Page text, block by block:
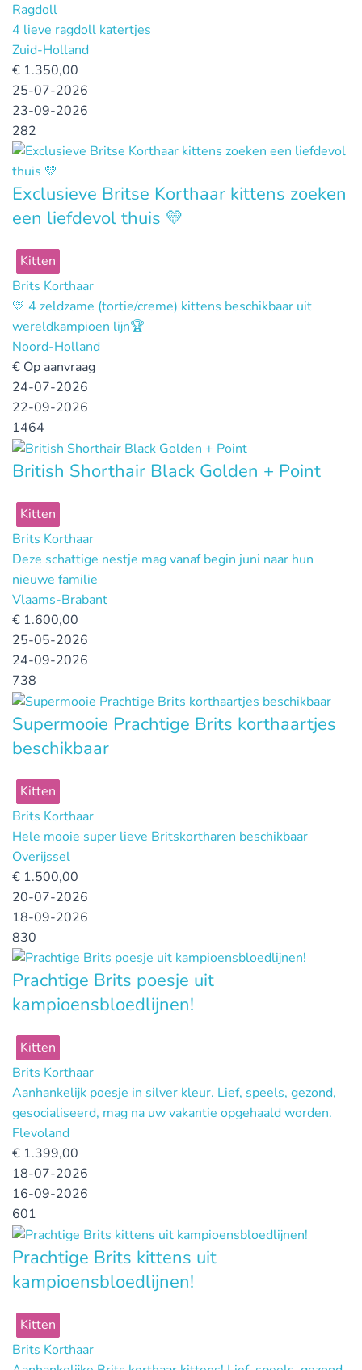
Ragdoll
4 lieve ragdoll katertjes
Zuid-Holland
€ 1.350,00
25-07-2026
23-09-2026
282
Exclusieve Britse Korthaar kittens zoeken
een liefdevol thuis 💛
Kitten
Brits Korthaar
💛 4 zeldzame (tortie/creme) kittens beschikbaar uit
wereldkampioen lijn🏆
Noord-Holland
€ Op aanvraag
24-07-2026
22-09-2026
1464
British Shorthair Black Golden + Point
Kitten
Brits Korthaar
Deze schattige nestje mag vanaf begin juni naar hun
nieuwe familie
Vlaams-Brabant
€ 1.600,00
25-05-2026
24-09-2026
738
Supermooie Prachtige Brits korthaartjes
beschikbaar
Kitten
Brits Korthaar
Hele mooie super lieve Britskortharen beschikbaar
Overijssel
€ 1.500,00
20-07-2026
18-09-2026
830
Prachtige Brits poesje uit
kampioensbloedlijnen!
Kitten
Brits Korthaar
Aanhankelijk poesje in silver kleur. Lief, speels, gezond,
gesocialiseerd, mag na uw vakantie opgehaald worden.
Flevoland
€ 1.399,00
18-07-2026
16-09-2026
601
Prachtige Brits kittens uit
kampioensbloedlijnen!
Kitten
Brits Korthaar